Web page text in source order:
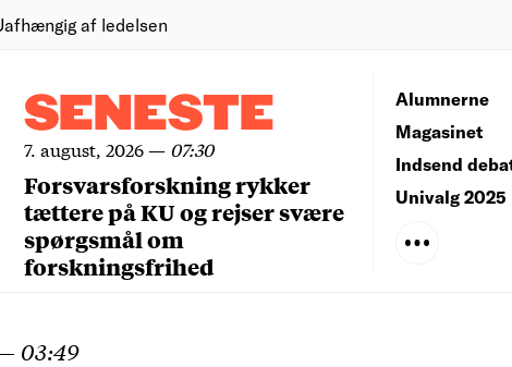
af ledelsen
SENESTE
7. august, 2026— 07:30
Forsvarsforskning rykker
tættere på KU og rejser svære
spørgsmål om
forskningsfrihed
Alumnerne
Magasinet
Indsend
Univalg 2025
03:49